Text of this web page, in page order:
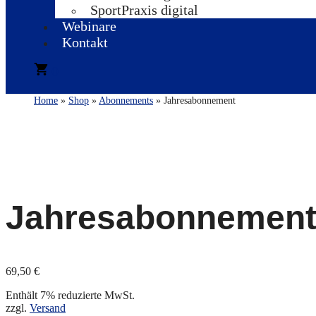
SportPraxis digital
Webinare
Kontakt
Home » Shop » Abonnements » Jahresabonnement
Jahresabonnement
69,50 €
Enthält 7% reduzierte MwSt.
zzgl. Versand